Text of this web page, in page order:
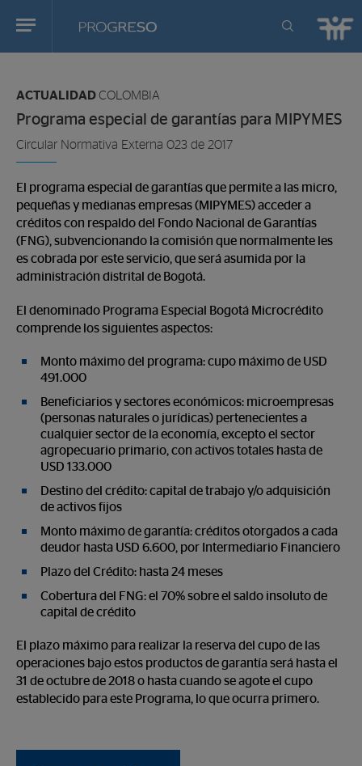
Progreso
Revista
actualidd
en:
ACTUALIDAD COLOMBIA
Programa especial de garantías para MIPYMES
Circular Normativa Externa 023 de 2017
El programa especial de garantías que permite a las micro,
pequeñas y medianas empresas (MIPYMES) acceder a
créditos con respaldo del Fondo Nacional de Garantías
(FNG), subvencionando la comisión que normalmente les
es cobrada por este servicio, que será asumida por la
administración distrital de Bogotá.
El denominado Programa Especial Bogotá Microcrédito
comprende los siguientes aspectos:
Monto máximo del programa: cupo máximo de USD
491.000
Beneficiarios y sectores económicos: microempresas
(personas naturales o jurídicas) pertenecientes a
cualquier sector de la economía, excepto el sector
agropecuario primario, con activos totales hasta de
USD 133.000
Destino del crédito: capital de trabajo y/o adquisición
de activos fijos
Monto máximo de garantía: créditos otorgados a cada
deudor hasta USD 6.600, por Intermediario Financiero
Plazo del Crédito: hasta 24 meses
Cobertura del FNG: el 70% sobre el saldo insoluto de
capital de crédito
El plazo máximo para realizar la reserva del cupo de las
operaciones bajo estos productos de garantía será hasta el
31 de octubre de 2018 o hasta cuando se agote el cupo
establecido para este Programa, lo que ocurra primero.